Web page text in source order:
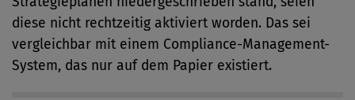
diese nicht rechtzeitig aktiviert worden. Das sei
vergleichbar mit einem Compliance-Management-
System, das nur auf dem Papier existiert.